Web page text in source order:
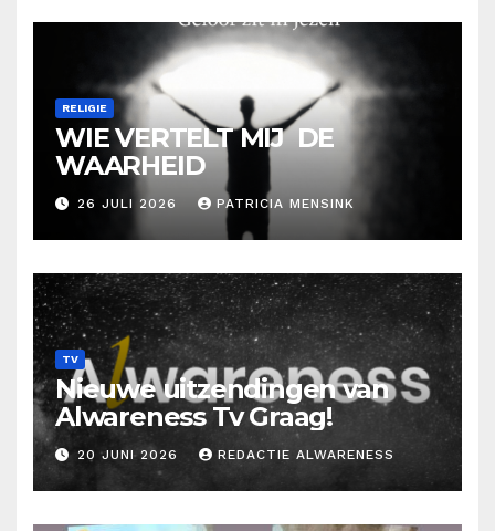
RELIGIE
WIE VERTELT MIJ DE
WAARHEID
26 JULI 2026 PATRICIA MENSINK
TV
Nieuwe uitzendingen van
Alwareness Tv Graag!
20 JUNI 2026 REDACTIE ALWARENESS